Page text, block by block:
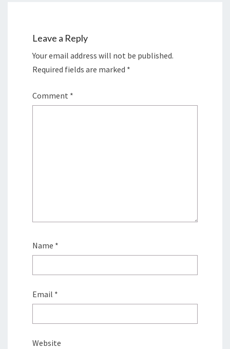
Leave a Reply
Your email address will not be published.
Required fields are marked *
Comment *
Name *
Email *
Website